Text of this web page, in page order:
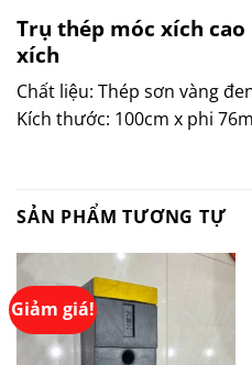
Trụ thép móc xích
xích
Chất liệu: Thép sơn vàng
Kích thước: 100cm x phi
SẢN PHẨM TƯƠNG TỰ
Giảm giá!